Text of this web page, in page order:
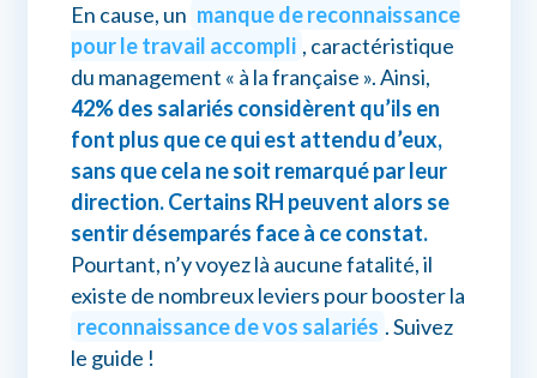
En cause, un manque de reconnaissance
pour le travail accompli , caractéristique
du management « à la française ». Ainsi,
42% des salariés considèrent qu’ils en
font plus que ce qui est attendu d’eux,
sans que cela ne soit remarqué par leur
direction. Certains RH peuvent alors se
sentir désemparés face à ce constat.
Pourtant, n’y voyez là aucune fatalité, il
existe de nombreux leviers pour booster la
reconnaissance de vos salariés . Suivez
le guide !